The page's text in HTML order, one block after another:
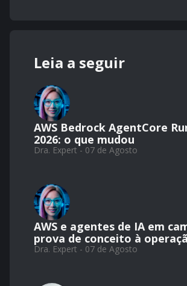
Leia a seguir
AWS Bedrock AgentCore
2026: o que mudou
Dra. Expert - 07 de Agosto
AWS e agentes de IA em
prova de conceito à
Dra. Expert - 07 de Agosto